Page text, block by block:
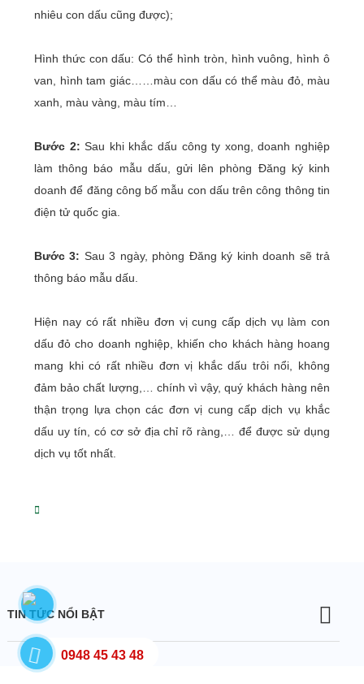
nhiêu con dấu cũng được);
Hình thức con dấu: Có thể hình tròn, hình vuông, hình ô
van, hình tam giác……màu con dấu có thể màu đỏ, màu
xanh, màu vàng, màu tím…
Bước 2: Sau khi khắc dấu công ty xong, doanh nghiệp
làm thông báo mẫu dấu, gửi lên phòng Đăng ký kinh
doanh để đăng công bố mẫu con dấu trên công thông tin
điện tử quốc gia.
Bước 3: Sau 3 ngày, phòng Đăng ký kinh doanh sẽ trả
thông báo mẫu dấu.
Hiện nay có rất nhiều đơn vị cung cấp dịch vụ làm con
dấu đỏ cho doanh nghiệp, khiến cho khách hàng hoang
mang khi có rất nhiều đơn vị khắc dấu trôi nổi, không
đảm bảo chất lượng,… chính vì vậy, quý khách hàng nên
thận trọng lựa chọn các đơn vị cung cấp dịch vụ khắc
dấu uy tín, có cơ sở địa chỉ rõ ràng,… để được sử dụng
dịch vụ tốt nhất.
TIN TỨC NỔI BẬT
0948 45 43 48